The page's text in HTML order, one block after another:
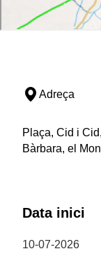
Adreça
Plaça, Cid i
Bàrbara, el
Data inici
10-07-2026